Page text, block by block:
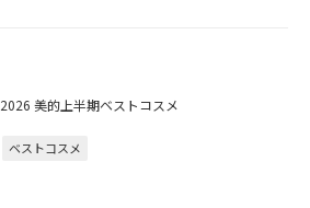
2026 美的上半期ベストコスメ
ベストコスメ